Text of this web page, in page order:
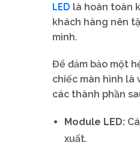
LED là hoàn toàn
khách hàng nên
mình.
Để đảm bảo một
chiếc màn hình là
các thành phần
Module LED:
xuất.